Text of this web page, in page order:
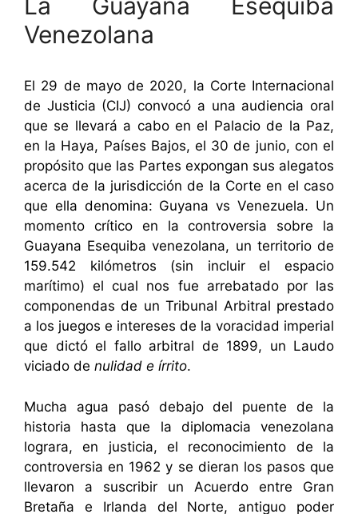
La Guayana Esequiba
Venezolana
El 29 de mayo de 2020, la Corte Internacional
de Justicia (CIJ) convocó a una audiencia oral
que se llevará a cabo en el Palacio de la Paz,
en la Haya, Países Bajos, el 30 de junio, con el
propósito que las Partes expongan sus alegatos
acerca de la jurisdicción de la Corte en el caso
que ella denomina: Guyana vs Venezuela. Un
momento crítico en la controversia sobre la
Guayana Esequiba venezolana, un territorio de
159.542 kilómetros (sin incluir el espacio
marítimo) el cual nos fue arrebatado por las
componendas de un Tribunal Arbitral prestado
a los juegos e intereses de la voracidad imperial
que dictó el fallo arbitral de 1899, un Laudo
viciado de nulidad e írrito.
Mucha agua pasó debajo del puente de la
historia hasta que la diplomacia venezolana
lograra, en justicia, el reconocimiento de la
controversia en 1962 y se dieran los pasos que
llevaron a suscribir un Acuerdo entre Gran
Bretaña e Irlanda del Norte, antiguo poder